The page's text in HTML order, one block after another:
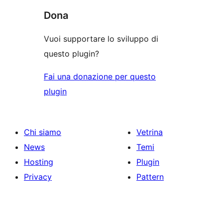
Dona
Vuoi supportare lo sviluppo di
questo plugin?
Fai una donazione per questo
plugin
Chi siamo
News
Hosting
Privacy
Vetrina
Temi
Plugin
Pattern